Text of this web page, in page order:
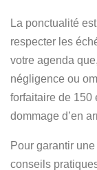
La ponctualité
respecter les
votre agenda
négligence ou
forfaitaire de 150
dommage d’en
Pour garantir
conseils